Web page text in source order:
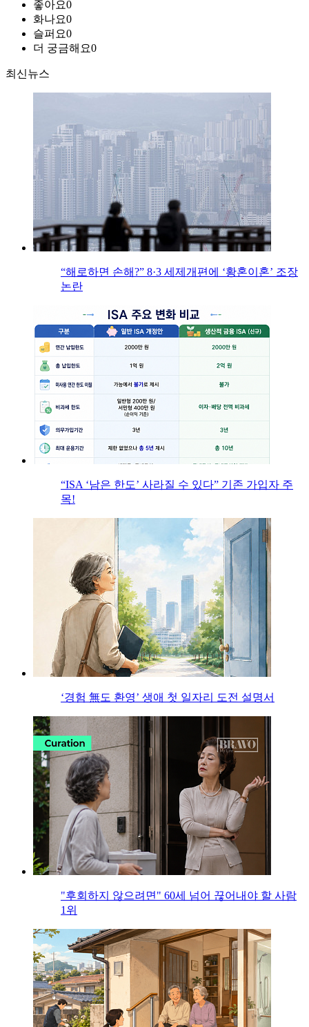
좋아요0
화나요0
슬퍼요0
더 궁금해요0
최신뉴스
“해로하면 손해?” 8·3 세제개편에 ‘황혼이혼’ 조장
논란
“ISA ‘남은 한도’ 사라질 수 있다” 기존 가입자 주
목!
‘경험 無도 환영’ 생애 첫 일자리 도전 설명서
"후회하지 않으려면" 60세 넘어 끊어내야 할 사람
1위